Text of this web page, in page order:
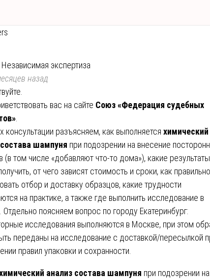
Независимая экспертиза
назад
вас на сайте Союз «Федерация судебных
консультации разъясняем, как выполняется химический
шампуня при подозрении на внесение
(в том числе «добавляют что-то дома»), какие результаты
от чего зависят стоимость и сроки, как правильно
отбор и доставку образцов, какие трудности
на практике, а также где выполнить исследование в
поясняем вопрос по городу Екатеринбург:
исследования выполняются в Москве, при этом
переданы на исследование с доставкой/пересылкой
правил упаковки и сохранности.
анализ состава шампуня при подозрении на